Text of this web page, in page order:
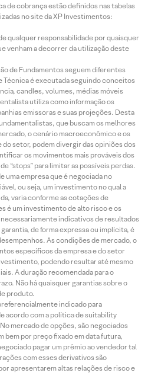
de cobrança estão definidos nas tabelas
no site da XP Investimentos:
qualquer responsabilidade por quaisquer
venham a decorrer da utilização deste
de Fundamentos seguem diferentes
Técnica é executada seguindo conceitos
candles, volumes, médias móveis
utiliza como informação os
emissoras e suas projeções. Desta
que buscam os melhores
o cenário macroeconômico e os
setor, podem divergir das opiniões dos
os movimentos mais prováveis dos
“stops” para limitar as possíveis perdas.
uma empresa que é negociada no
ou seja, um investimento no qual a
varia conforme as cotações de
é um investimento de alto risco e os
indicativos de resultados
de forma expressa ou implícita, é
As condições de mercado, o
específicos da empresa e do setor
podendo resultar até mesmo
A duração recomendada para o
Não há quaisquer garantias sobre o
produto.
indicado para
acordo com a política de suitability
mercado de opções, são negociados
bem por preço fixado em data futura,
pagar um prêmio ao vendedor tal
com esses derivativos são
apresentarem altas relações de risco e